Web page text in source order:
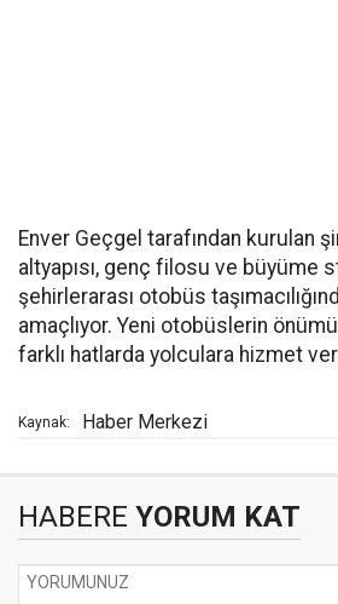
Enver Geçgel tarafından kurulan
altyapısı, genç filosu ve büyüme
şehirlerarası otobüs
amaçlıyor. Yeni otobüslerin
farklı hatlarda yolculara hizmet
Kaynak: Haber Merkezi
HABERE YORUM KAT